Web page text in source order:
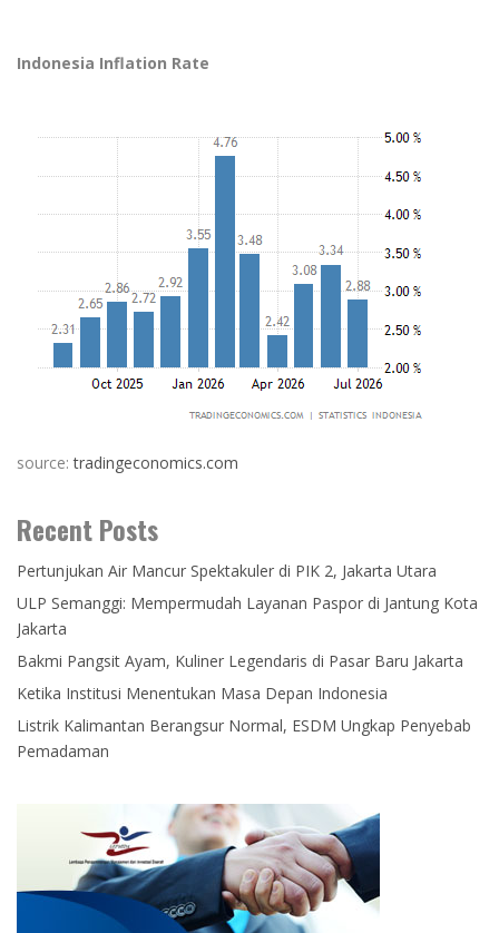
Indonesia Inflation Rate
source:tradingeconomics.com
Recent Posts
Pertunjukan Air Mancur Spektakuler di PIK 2, Jakarta Utara
ULP Semanggi: Mempermudah Layanan Paspor di Jantung Kota
Jakarta
Bakmi Pangsit Ayam, Kuliner Legendaris di Pasar Baru Jakarta
Ketika Institusi Menentukan Masa Depan Indonesia
Listrik Kalimantan Berangsur Normal, ESDM Ungkap Penyebab
Pemadaman